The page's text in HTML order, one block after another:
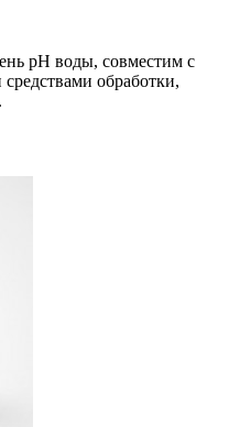
рН воды, совместим с
обработки,